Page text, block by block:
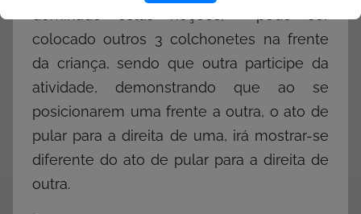
colocado outros 3 colchonetes na frente
da criança, sendo que outra participe da
atividade, demonstrando que ao se
posicionarem uma frente a outra, o ato de
pular para a direita de uma, irá mostrar-se
diferente do ato de pular para a direita de
outra.